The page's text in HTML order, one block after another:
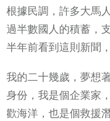
根據民調，許多大馬
過半數國人的積蓄，
半年前看到這則新聞
我的二十幾歲，夢想
身份，我是個企業家
歡海洋，也是個救援